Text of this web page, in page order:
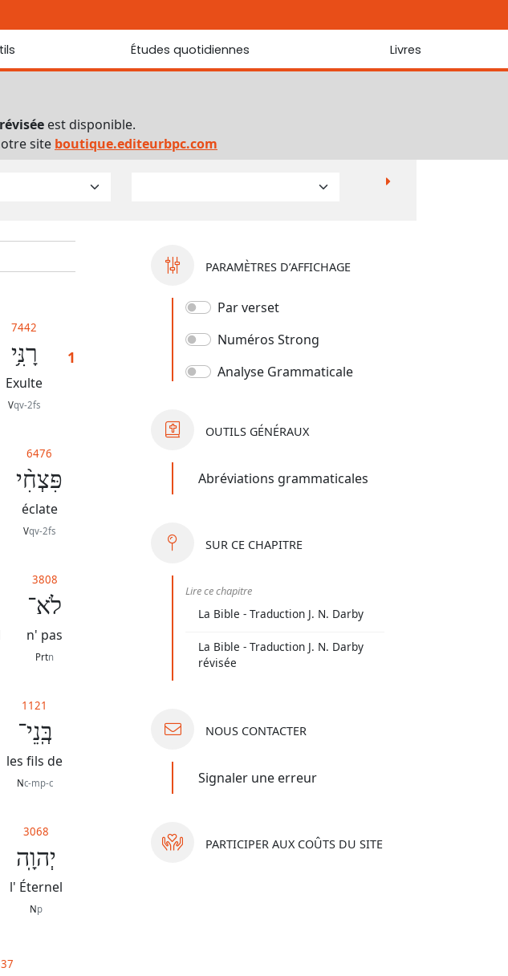
Études quotidiennes Livres
Bibliothèque
est disponible.
site boutique.editeurbpc.com
1
7442
רָנִּ֥י
Exulte
Vqv-2fs
6476
פִּצְחִ֨י
éclate
Vqv-2fs
3808
לֹא־
n' pas
Prtn
1121
בְּֽנֵי־
les fils de
Nc-mp-c
3068
יְהוָֽה
l' Éternel
Np
PARAMÈTRES D’AFFICHAGE
Par verset
Numéros Strong
Analyse Grammaticale
OUTILS GÉNÉRAUX
Abréviations grammaticales
SUR CE CHAPITRE
Lire ce chapitre
La Bible - Traduction J. N. Darby
La Bible - Traduction J. N. Darby
révisée
NOUS CONTACTER
Signaler une erreur
PARTICIPER AUX COÛTS DU SITE